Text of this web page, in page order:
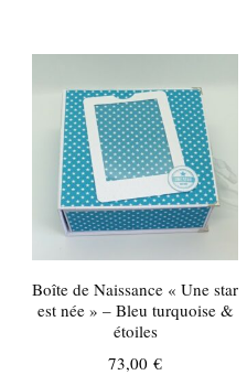
Boîte de Naissance « Une star
est née » – Bleu turquoise &
étoiles
73,00€